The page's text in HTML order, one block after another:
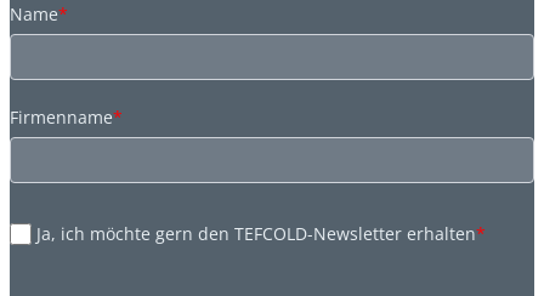
Name*
Firmenname*
Ja, ich möchte gern den TEFCOLD-Newsletter erhalten*